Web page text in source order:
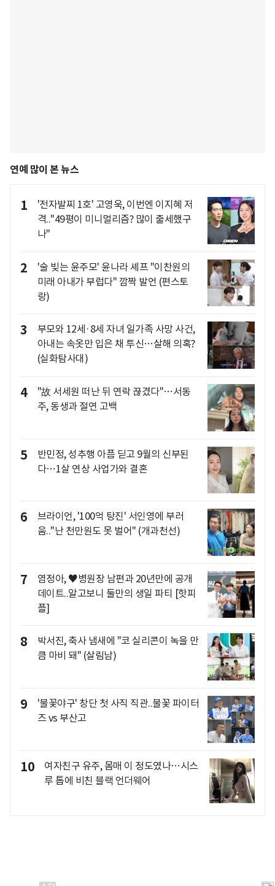
연예 많이 본 뉴스
1
'전자발찌 1호' 고영욱, 이번엔 이지혜 저
격.."49평이 미니멀리즘? 많이 출세했구
나"
2
'술 빚는 윤주모' 윤나라 셰프 "이찬원의
미래 아내가 부럽다" 깜짝 발언 (편스토
랑)
3
부모와 12세·8세 자녀 일가족 사망 사건,
아내는 속옷만 입은 채 투신…살해 의혹?
(실화탐사대)
4
"故 서세원 떠난 뒤 연락 끊겼다"…서동
주, 동생과 절연 고백
5
반민정, 성추행 아픔 딛고 9월의 신부된
다…1살 연상 사업가와 결혼
6
브라이언, '100억 탕진' 서인영에 부러
움.."난 천만원도 못 벌어" (개과천선)
7
염정아, ♥병원장 남편과 20년만에 공개
데이트..알고보니 둘만의 생일 파티 [핫피
플]
8
박서진, 축사 냄새에 "코 실리콘이 녹을 만
큼 마비 돼" (살림남)
9
'불꽃야구' 창단 첫 사직 직관..불꽃 파이터
즈 vs 부산고
10
여자친구 유주, 몸매 이 정도였나…시스
루 톱에 비친 블랙 언더웨어